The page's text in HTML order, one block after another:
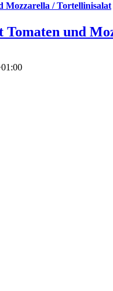
Mozzarella / Tortellinisalat
Tomaten und